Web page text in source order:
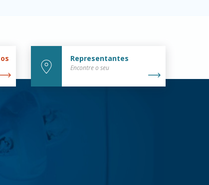
Representantes
Encontre o seu